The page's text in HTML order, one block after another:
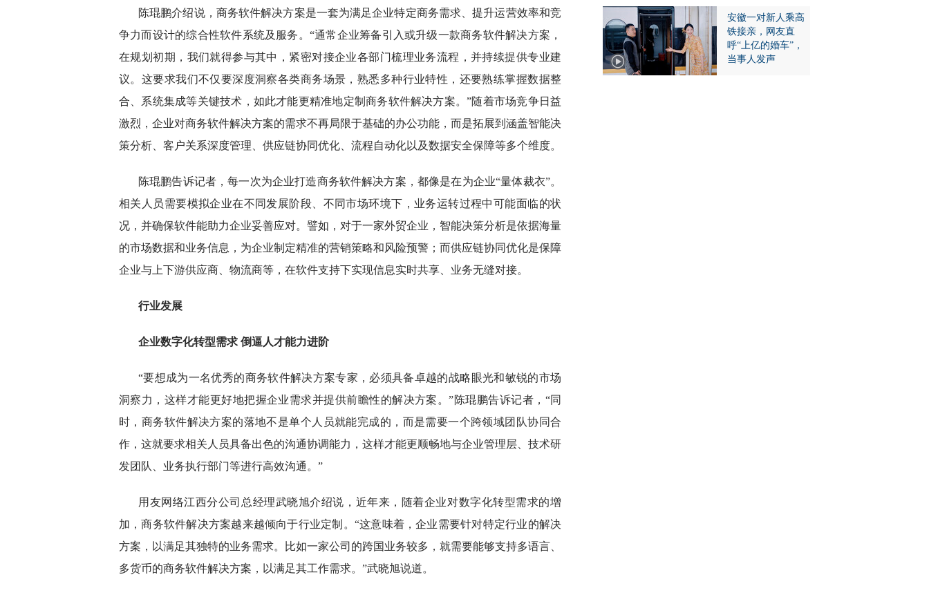
陈琨鹏介绍说，商务软件解决方案是一套为满足企业特定商务需求、提升运营效率和竞
争力而设计的综合性软件系统及服务。“通常企业筹备引入或升级一款商务软件解决方案，
在规划初期，我们就得参与其中，紧密对接企业各部门梳理业务流程，并持续提供专业建
议。这要求我们不仅要深度洞察各类商务场景，熟悉多种行业特性，还要熟练掌握数据整
合、系统集成等关键技术，如此才能更精准地定制商务软件解决方案。”随着市场竞争日益
激烈，企业对商务软件解决方案的需求不再局限于基础的办公功能，而是拓展到涵盖智能决
策分析、客户关系深度管理、供应链协同优化、流程自动化以及数据安全保障等多个维度。
陈琨鹏告诉记者，每一次为企业打造商务软件解决方案，都像是在为企业“量体裁衣”。
相关人员需要模拟企业在不同发展阶段、不同市场环境下，业务运转过程中可能面临的状
况，并确保软件能助力企业妥善应对。譬如，对于一家外贸企业，智能决策分析是依据海量
的市场数据和业务信息，为企业制定精准的营销策略和风险预警；而供应链协同优化是保障
企业与上下游供应商、物流商等，在软件支持下实现信息实时共享、业务无缝对接。
行业发展
企业数字化转型需求 倒逼人才能力进阶
“要想成为一名优秀的商务软件解决方案专家，必须具备卓越的战略眼光和敏锐的市场
洞察力，这样才能更好地把握企业需求并提供前瞻性的解决方案。”陈琨鹏告诉记者，“同
时，商务软件解决方案的落地不是单个人员就能完成的，而是需要一个跨领域团队协同合
作，这就要求相关人员具备出色的沟通协调能力，这样才能更顺畅地与企业管理层、技术研
发团队、业务执行部门等进行高效沟通。”
用友网络江西分公司总经理武晓旭介绍说，近年来，随着企业对数字化转型需求的增
加，商务软件解决方案越来越倾向于行业定制。“这意味着，企业需要针对特定行业的解决
方案，以满足其独特的业务需求。比如一家公司的跨国业务较多，就需要能够支持多语言、
多货币的商务软件解决方案，以满足其工作需求。”武晓旭说道。
安徽一对新人乘高
铁接亲，网友直
呼“上亿的婚车”，
当事人发声